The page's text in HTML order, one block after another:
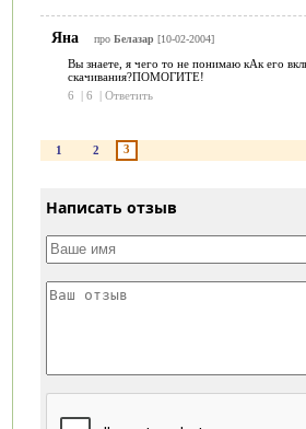
Яна про Белазар [10-02-2004]
Вы знаете, я чего то не понимаю кАк его
скачивания?ПОМОГИТЕ!
6
| 6 | Ответить
1 2 3
Написать отзыв